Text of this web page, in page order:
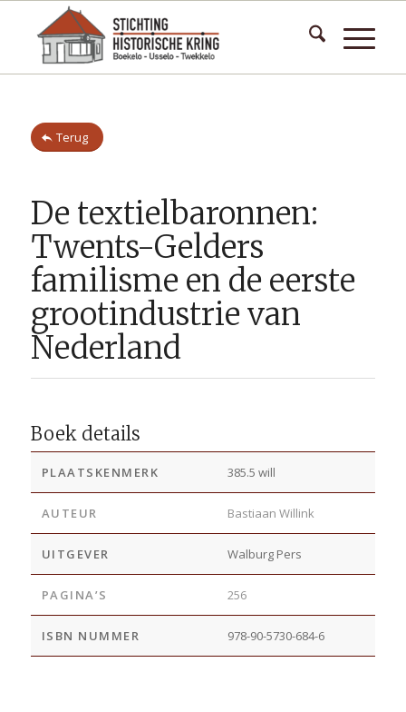
Terug
De textielbaronnen:
Twents-Gelders
familisme en de eerste
grootindustrie van
Nederland
Boek details
PLAATSKENMERK 385.5 will
AUTEUR Bastiaan Willink
UITGEVER Walburg Pers
PAGINA’S 256
ISBN NUMMER 978-90-5730-684-6